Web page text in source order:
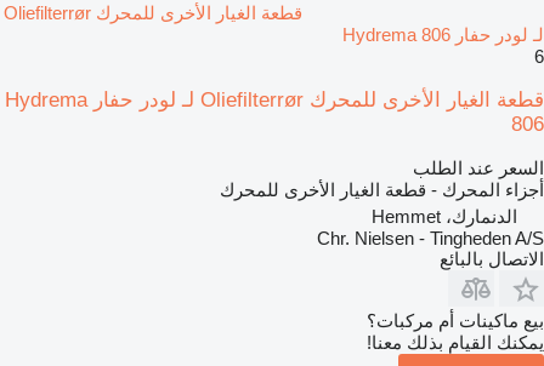
قطعة الغيار الأخرى للمحرك Oliefilterrør
لـ لودر حفار Hydrema 806
6
قطعة الغيار الأخرى للمحرك Oliefilterrør لـ لودر حفار Hydrema
806
السعر عند الطلب
أجزاء المحرك - قطعة الغيار الأخرى للمحرك
الدنمارك، Hemmet
Chr. Nielsen - Tingheden A/S
الاتصال بالبائع
بيع ماكينات أم مركبات؟
يمكنك القيام بذلك معنا!